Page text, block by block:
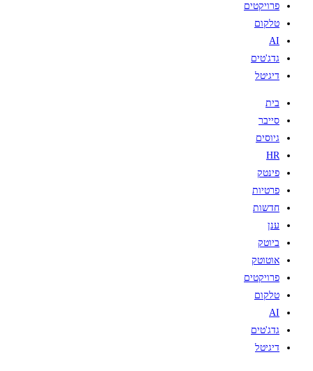
פרויקטים
טלקום
AI
גדג'טים
דיגיטל
בית
סייבר
גיוסים
HR
פינטק
פרטיות
חדשות
ענן
ביוטק
אוטוטק
פרויקטים
טלקום
AI
גדג'טים
דיגיטל